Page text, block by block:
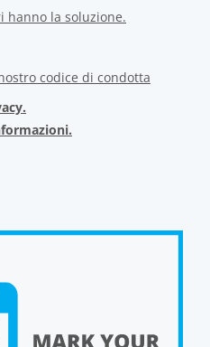
hanno la soluzione.
codice di condotta